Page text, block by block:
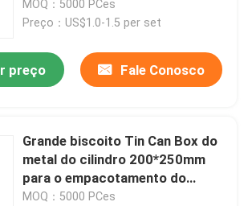
MOQ：5000 PCes
Preço：US$1.0-1.5 per set
preço Fale Conosco
Grande biscoito Tin Can Box do
metal do cilindro 200*250mm
para o empacotamento do
presente da promoção
MOQ：5000 PCes